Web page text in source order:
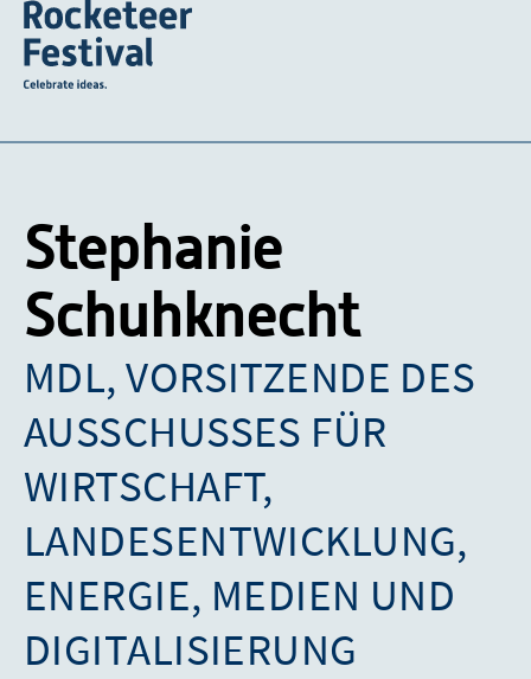
Stephanie
Schuhknecht
MDL, VORSITZENDE DES
AUSSCHUSSES FÜR
WIRTSCHAFT,
LANDESENTWICKLUNG,
ENERGIE, MEDIEN UND
DIGITALISIERUNG